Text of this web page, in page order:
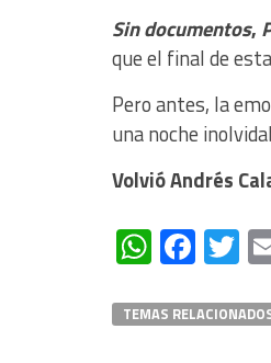
Sin documentos,
que el final de
Pero antes, la
una noche
Volvió Andrés
TEMAS